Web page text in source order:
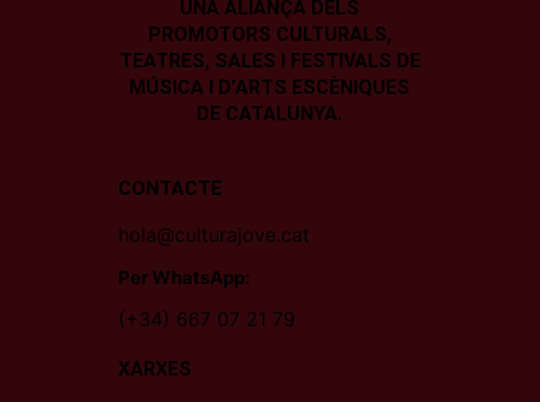
UNA ALIANÇA DELS
PROMOTORS CULTURALS,
TEATRES, SALES I FESTIVALS DE
MÚSICA I D’ARTS ESCÈNIQUES
DE CATALUNYA.
CONTACTE
hola@culturajove.cat
Per WhatsApp:
(+34) 667 07 21 79
XARXES